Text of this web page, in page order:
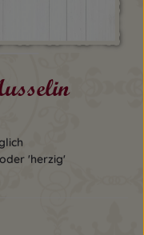
'herzig'